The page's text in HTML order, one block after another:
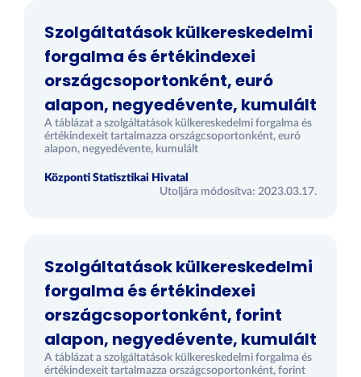
Szolgáltatások külkereskedelmi
forgalma és értékindexei
országcsoportonként, euró
alapon, negyedévente, kumulált
A táblázat a szolgáltatások külkereskedelmi forgalma és
értékindexeit tartalmazza országcsoportonként, euró
alapon, negyedévente, kumulált
Központi Statisztikai Hivatal
Utoljára módosítva: 2023.03.17.
Szolgáltatások külkereskedelmi
forgalma és értékindexei
országcsoportonként, forint
alapon, negyedévente, kumulált
A táblázat a szolgáltatások külkereskedelmi forgalma és
értékindexeit tartalmazza országcsoportonként, forint